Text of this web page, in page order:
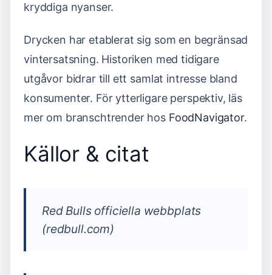
kryddiga nyanser.
Drycken har etablerat sig som en begränsad
vintersatsning. Historiken med tidigare
utgåvor bidrar till ett samlat intresse bland
konsumenter. För ytterligare perspektiv, läs
mer om branschtrender hos FoodNavigator.
Källor & citat
Red Bulls officiella webbplats
(redbull.com)